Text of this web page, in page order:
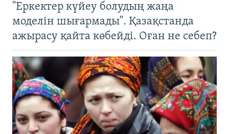
"Еркектер күйеу болудың жаңа
моделін шығармады". Қазақстанда
ажырасу қайта көбейді. Оған не себеп?